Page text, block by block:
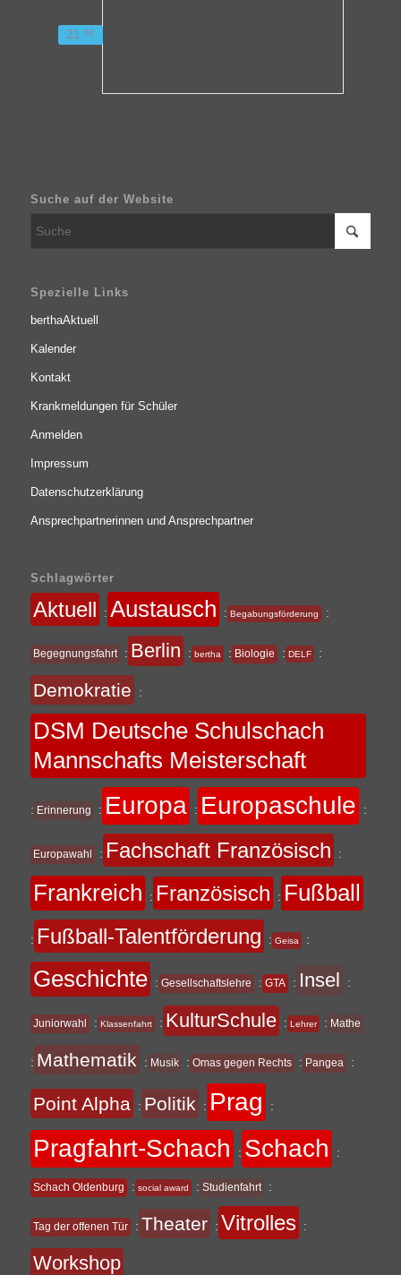
21 00
Suche auf der Website
Spezielle Links
berthaAktuell
Kalender
Kontakt
Krankmeldungen für Schüler
Anmelden
Impressum
Datenschutzerklärung
Ansprechpartnerinnen und Ansprechpartner
Schlagwörter
Aktuell : Austausch : Begabungsförderung :
Begegnungsfahrt : Berlin : bertha : Biologie : DELF :
Demokratie :
DSM Deutsche Schulschach
Mannschafts Meisterschaft
: Erinnerung : Europa : Europaschule :
Europawahl : Fachschaft Französisch :
Frankreich : Französisch : Fußball
: Fußball-Talentförderung : Geisa :
Geschichte : Gesellschaftslehre : GTA : Insel :
Juniorwahl : Klassenfahrt : KulturSchule : Lehrer : Mathe
: Mathematik : Musik : Omas gegen Rechts : Pangea :
Point Alpha : Politik : Prag :
Pragfahrt-Schach : Schach :
Schach Oldenburg : social award : Studienfahrt :
Tag der offenen Tür : Theater : Vitrolles :
Workshop